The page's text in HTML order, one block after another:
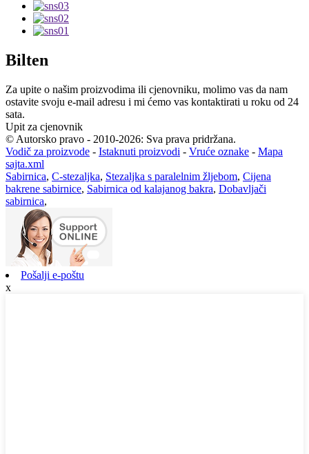
Bilten
Za upite o našim proizvodima ili cjenovniku, molimo vas da nam
ostavite svoju e-mail adresu i mi ćemo vas kontaktirati u roku od 24
sata.
Upit za cjenovnik
© Autorsko pravo - 2010-2026: Sva prava pridržana.
Vodič za proizvode - Istaknuti proizvodi - Vruće oznake - Mapa
sajta.xml
Sabirnica, C-stezaljka, Stezaljka s paralelnim žljebom, Cijena
bakrene sabirnice, Sabirnica od kalajanog bakra, Dobavljači
sabirnica,
Pošalji e-poštu
x